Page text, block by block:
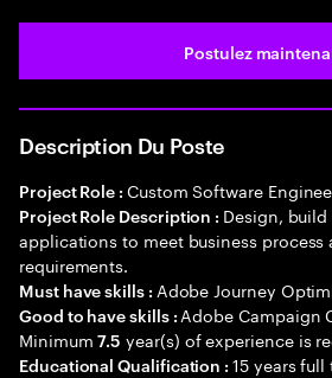
Postulez
Description Du Poste
Project Role : Custom Software
Project Role Description : Design,
applications to meet business
requirements.
Must have skills : Adobe Journey
Good to have skills : Adobe Campaign
Minimum7.5 year(s) of experience is
Educational Qualification :15 years